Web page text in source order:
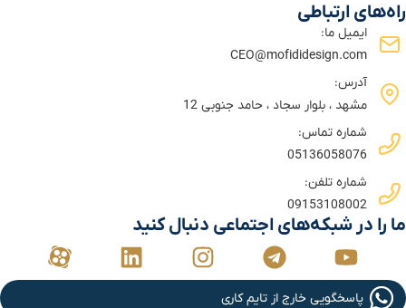
راه‌های ارتباطی
ایمیل ما:
CEO@mofididesign.com
آدرس:
مشهد ، بلوار سجاد ، حامد جنوبی 12
شماره تماس:‌
05136058076
شماره تلفن:‌
09153108002
ما را در شبکه‌های اجتماعی دنبال کنید
پاسخگویی خارج از تایم کاری